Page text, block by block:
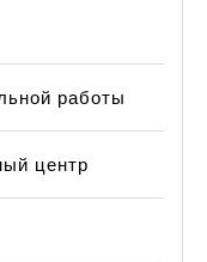
работы
центр